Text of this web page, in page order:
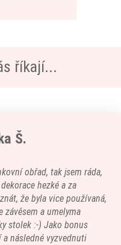
říkají...
Š.
obřad, tak jsem ráda,
hezké a za
že byla vice používaná,
a umelyma
stolek :-) Jako bonus
následné vyzvednuti